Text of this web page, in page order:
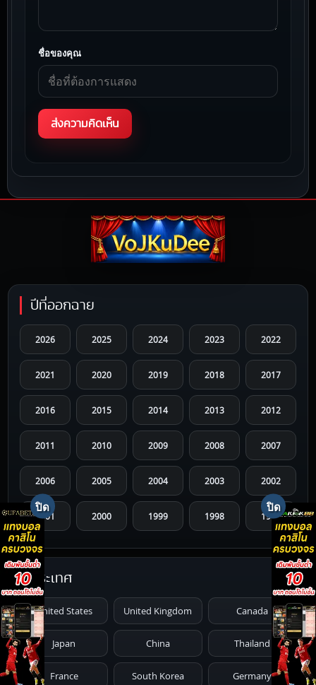
ชื่อของคุณ
ปีที่ออกฉาย
2026 2025 2024 2023 2022
2021 2020 2019 2018 2017
2016 2015 2014 2013 2012
2011 2010 2009 2008 2007
2006 2005 2004 2003 2002
2001 2000 1999 1998 1997
1996 1995 1994 1993 1992
1991
1986 1985 1984 1983 1982
1981 1980 1979 1978 1977
ประเทศ
United States United Kingdom Canada
Japan China Thailand
France South Korea Germany